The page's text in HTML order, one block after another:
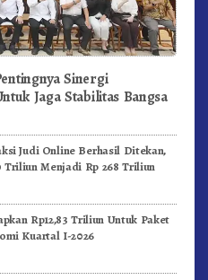
Sinergi
Jaga Stabilitas Bangsa
Judi Online Berhasil Ditekan,
Triliun Menjadi Rp 268 Triliun
Rp12,83 Triliun Untuk Paket
Kuartal I-2026